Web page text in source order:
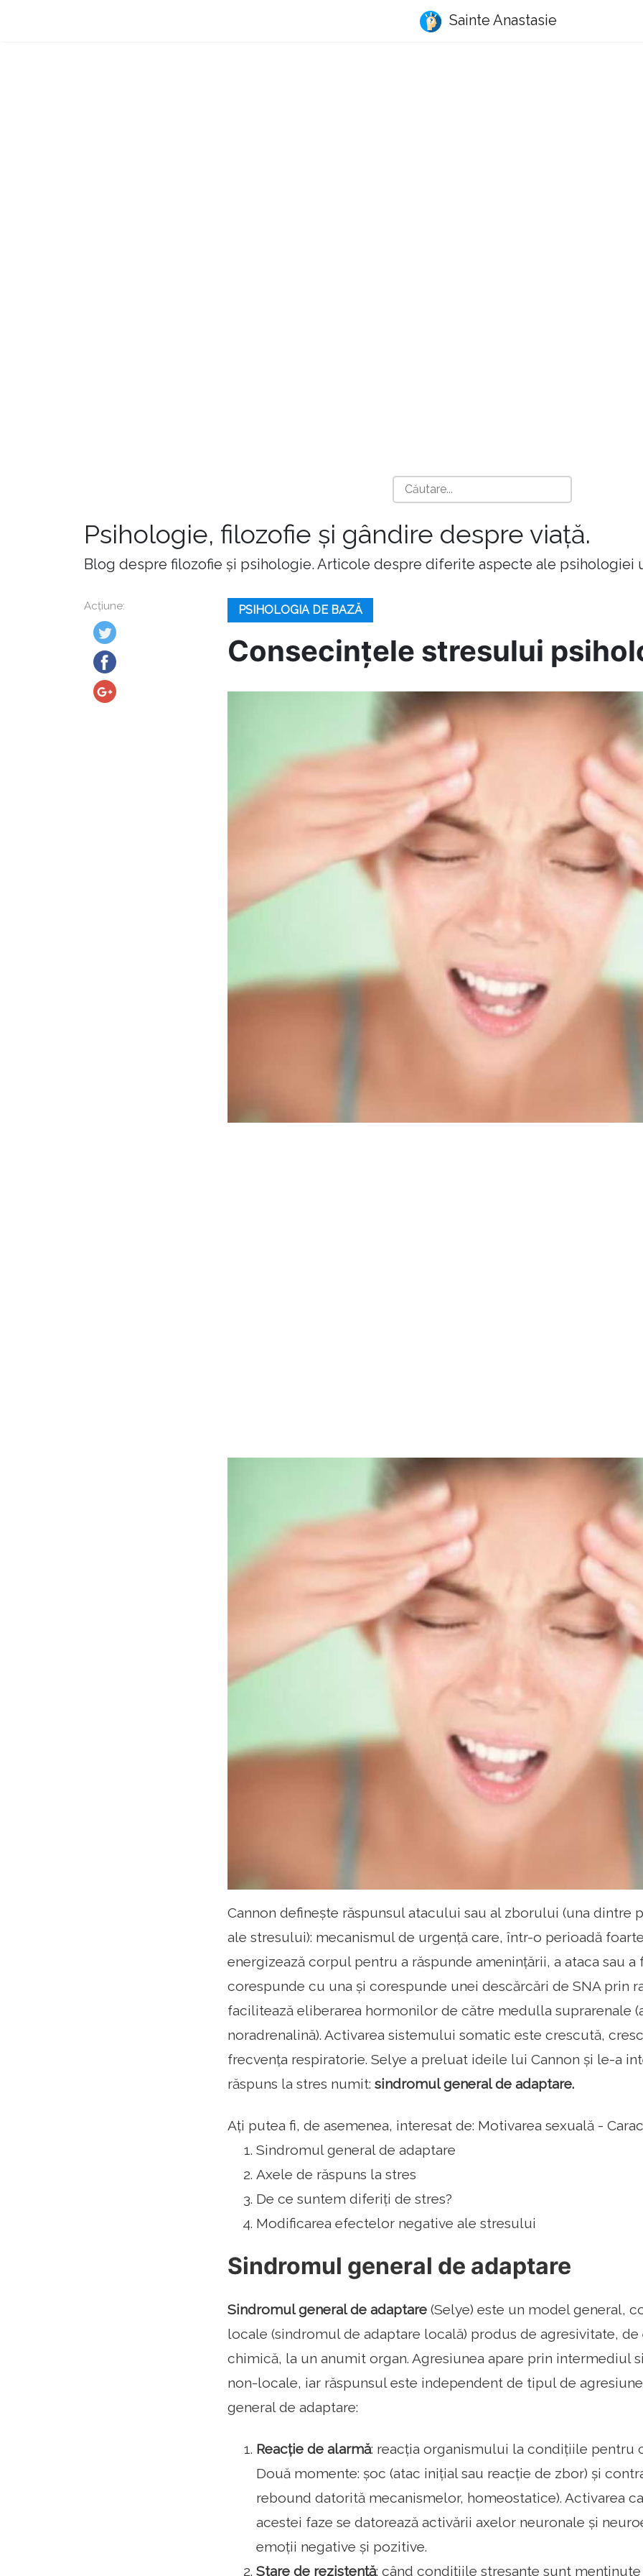
Sainte Anastasie
Psihologie, filozofie și gândire despre viață.
Blog despre filozofie și psihologie. Articole despre diferite aspecte ale psihologiei
Acțiune: PSIHOLOGIA DE BAZĂ
Consecințele stresului
Cannon definește răspunsul atacului sau al zborului (una dintre
ale stresului): mecanismul de urgență care, într-o perioadă
energizează corpul pentru a răspunde amenințării, a ataca sau a
corespunde cu una și corespunde unei descărcări de SNA prin
facilitează eliberarea hormonilor de către medulla suprarenale
noradrenalină). Activarea sistemului somatic este crescută,
frecvența respiratorie. Selye a preluat ideile lui Cannon și le-a
răspuns la stres numit: sindromul general de adaptare.
Ați putea fi, de asemenea, interesat de: Motivarea sexuală -
Sindromul general de adaptare
Axele de răspuns la stres
De ce suntem diferiți de stres?
Modificarea efectelor negative ale stresului
Sindromul general de adaptare
Sindromul general de adaptare (Selye) este un model general,
locale (sindromul de adaptare locală) produs de agresivitate,
chimică, la un anumit organ. Agresiunea apare prin intermediul
non-locale, iar răspunsul este independent de tipul de
general de adaptare:
Reacție de alarmă: reacția organismului la condițiile pentru
Două momente: șoc (atac inițial sau reacție de zbor) și
rebound datorită mecanismelor, homeostatice). Activarea
acestei faze se datorează activării axelor neuronale și
emoții negative și pozitive.
Stare de rezistență: când condițiile stresante sunt